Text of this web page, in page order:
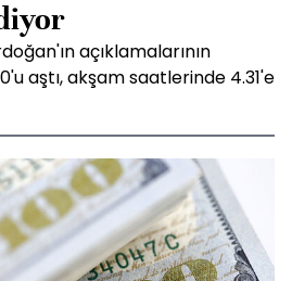
açıklamalarının
aştı, akşam saatlerinde 4.31'e